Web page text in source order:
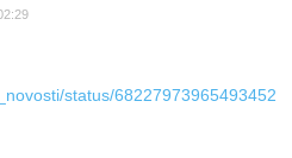
status/68227973965493452